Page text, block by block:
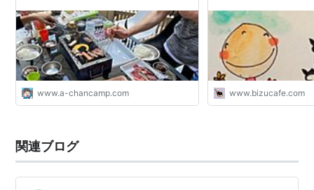
www.a-chancamp.com www.bizucafe.com
関連ブログ